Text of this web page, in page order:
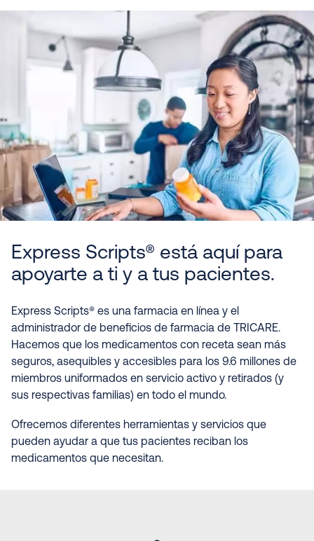
Express Scripts® está aquí para
apoyarte a ti y a tus pacientes.
Express Scripts® es una farmacia en línea y el
administrador de beneficios de farmacia de TRICARE.
Hacemos que los medicamentos con receta sean más
seguros, asequibles y accesibles para los 9.6 millones de
miembros uniformados en servicio activo y retirados (y
sus respectivas familias) en todo el mundo.
Ofrecemos diferentes herramientas y servicios que
pueden ayudar a que tus pacientes reciban los
medicamentos que necesitan.